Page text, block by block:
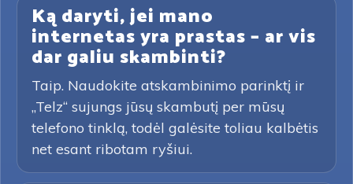
Ką daryti, jei mano
internetas yra prastas – ar vis
dar galiu skambinti?
Taip. Naudokite atskambinimo parinktį ir
„Telz“ sujungs jūsų skambutį per mūsų
telefono tinklą, todėl galėsite toliau kalbėtis
net esant ribotam ryšiui.